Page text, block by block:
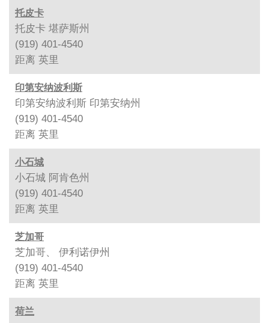
托皮卡
托皮卡 堪萨斯州
(919) 401-4540
距离 英里
印第安纳波利斯
印第安纳波利斯 印第安纳州
(919) 401-4540
距离 英里
小石城
小石城 阿肯色州
(919) 401-4540
距离 英里
芝加哥
芝加哥、 伊利诺伊州
(919) 401-4540
距离 英里
荷兰